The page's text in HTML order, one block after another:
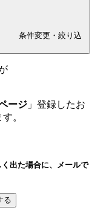
条件変更・絞り込
ージ 」登録したお
。
出た場合に、メールで